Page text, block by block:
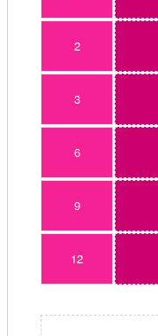
2
3
6
9
12